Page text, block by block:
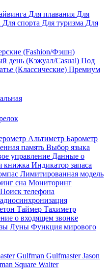
Для плавания Для
Для спорта Для туризма Для
(Fashion/Фэшн)
день (Кэжуал/Casual) Под
(Классические) Премиум
Альтиметр Барометр
память Выбор языка
управление Данные о
книжка Индикатор запаса
Лимитированная модель
сна Мониторинг
Поиск телефона
Таймер Тахиметр
о входящем звонке
Луны Функция мирового
Gulfman Gulfmaster Jason
Square Walter